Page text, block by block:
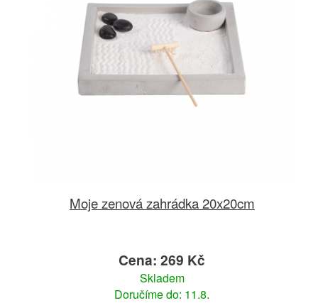
Moje zenová zahrádka 20x20cm
Cena: 269 Kč
Skladem
Doručíme do: 11.8.